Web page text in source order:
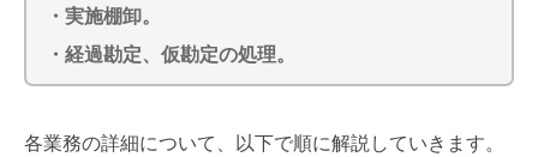
・実施棚卸。
・経過勘定、仮勘定の処理。
各業務の詳細について、以下で順に解説していきます。